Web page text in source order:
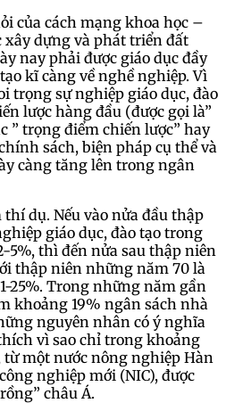
của cách mạng khoa học –
dựng và phát triển đất
nay phải được giáo dục đầy
kĩ càng về nghề nghiệp. Vì
trọng sự nghiệp giáo dục, đào
lược hàng đầu (được gọi là”
” trọng điểm chiến lược” hay
sách, biện pháp cụ thể và
càng tăng lên trong ngân
thí dụ. Nếu vào nửa đầu thập
giáo dục, đào tạo trong
5%, thì đến nửa sau thập niên
thập niên những năm 70 là
25%. Trong những năm gần
khoảng 19% ngân sách nhà
nguyên nhân có ý nghĩa
vì sao chỉ trong khoảng
từ một nước nông nghiệp Hàn
nghiệp mới (NIC), được
châu Á.